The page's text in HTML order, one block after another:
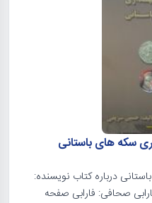
سکه های باستانی
درباره کتاب نویسنده:
صحافی: فارابی صفحه